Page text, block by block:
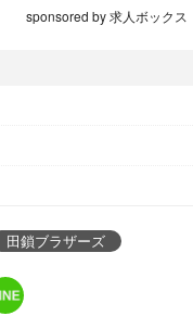
sponsored by 求人ボックス
田鎖ブラザーズ